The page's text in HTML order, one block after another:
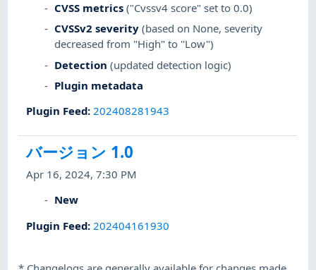
CVSS metrics ("Cvssv4 score" set to 0.0)
CVSSv2 severity (based on None, severity
decreased from "High" to "Low")
Detection (updated detection logic)
Plugin metadata
Plugin Feed: 202408281943
バージョン 1.0
Apr 16, 2024, 7:30 PM
New
Plugin Feed: 202404161930